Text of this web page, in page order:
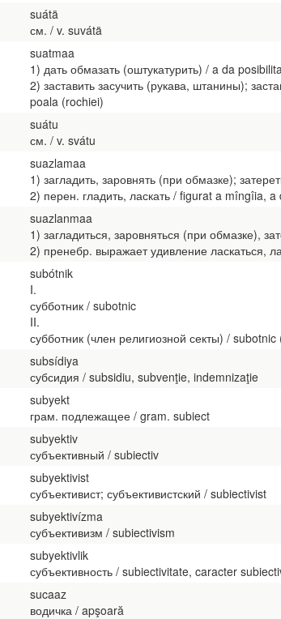
suátä
см. / v. suvátä
suatmaa
1) дать обмазать (оштукатурить) / a da
2) заставить засучить (рукава, штанины);
poala (rochiei)
suátu
см. / v. svátu
suazlamaa
1) загладить, заровнять (при обмазке);
2) перен. гладить, ласкать / figurat a mîngîia,
suazlanmaa
1) загладиться, заровняться (при обмазке),
2) пренебр. выражает удивление ласкаться,
subótnik
I.
субботник / subotnic
II.
субботник (член религиозной секты) /
subsídiya
субсидия / subsidiu, subvenţie, indemnizaţie
subyekt
грам. подлежащее / gram. subiect
subyektiv
субъективный / subiectiv
subyektivist
субъективист; субъективистский / subiectivist
subyektivízma
субъективизм / subiectivism
subyektivlik
субъективность / subiectivitate, caracter
sucaaz
водичка / apşoară